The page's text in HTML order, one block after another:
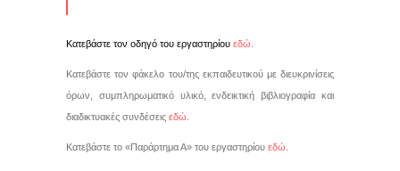
Κατεβάστε τον οδηγό του εργαστηρίου εδώ
Κατεβάστε τον φάκελο του/της εκπαιδευτικού με διευκρινίσεις
όρων, συμπληρωματικό υλικό, ενδεικτική βιβλιογραφία και
διαδικτυακές συνδέσεις εδώ
Κατεβάστε το «Παράρτημα Α» του εργαστηρίου εδώ